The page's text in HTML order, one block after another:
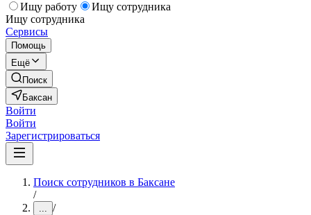
Ищу работу
Ищу сотрудника
Ищу сотрудника
Сервисы
Помощь
Ещё
Поиск
Баксан
Войти
Войти
Зарегистрироваться
Поиск сотрудников в Баксане
/
... /